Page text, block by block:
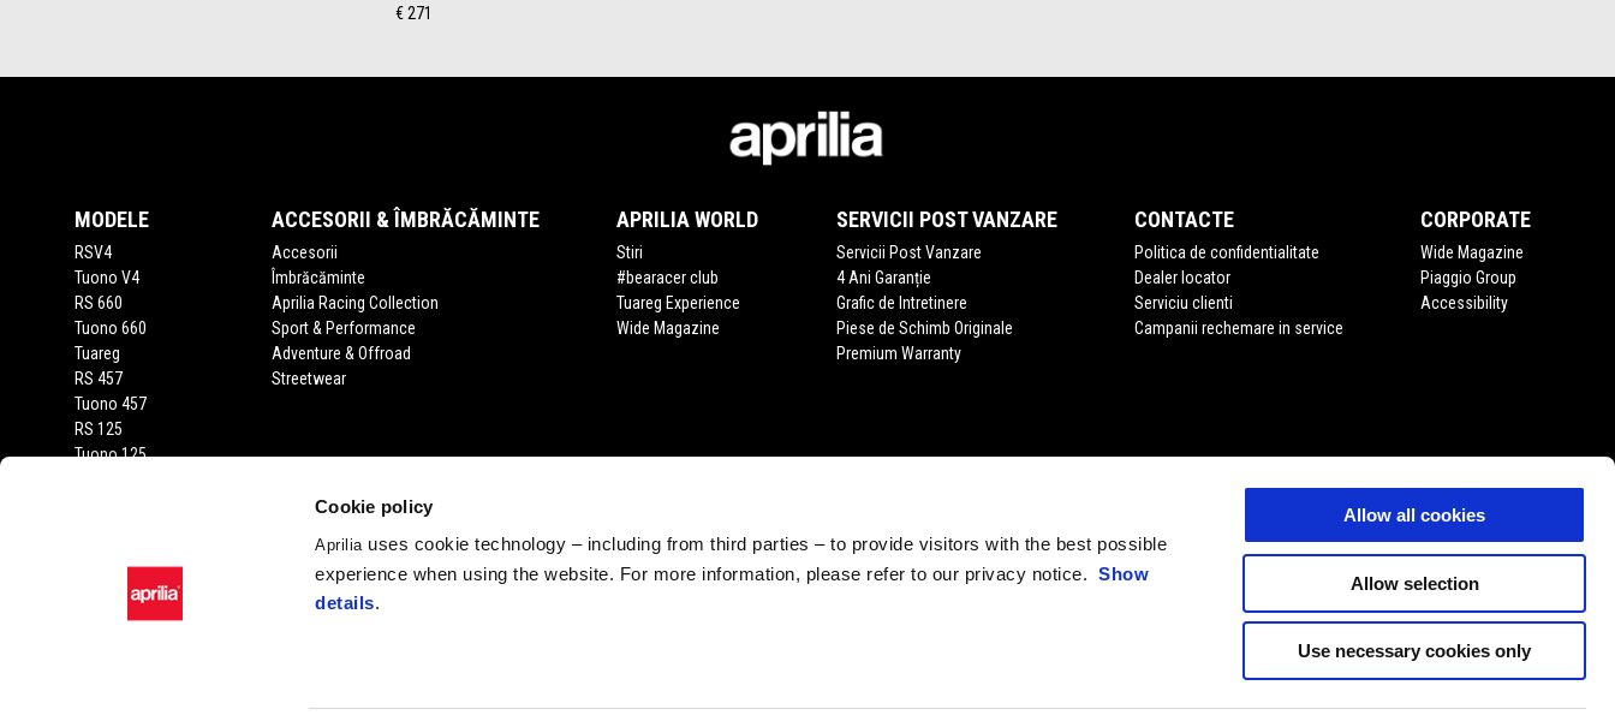
Cookie policy
Aprilia uses cookie technology – including from third parties – to provide visitors with the best possible
experience when using the website. For more information, please refer to our privacy notice.Show
details.
Allow all cookies
Allow selection
Use necessary cookies only
€ 271
MODELE
RSV4
Tuono V4
RS 660
Tuono 660
Tuareg
RS 457
Tuono 457
RS 125
Tuono 125
ACCESORII & ÎMBRĂCĂMINTE
Accesorii
Îmbrăcăminte
Aprilia Racing Collection
Sport & Performance
Adventure & Offroad
Streetwear
APRILIA WORLD
Stiri
#bearacer club
Tuareg Experience
Wide Magazine
SERVICII POST VANZARE
Servicii Post Vanzare
4 Ani Garanție
Grafic de Intretinere
Piese de Schimb Originale
Premium Warranty
CONTACTE
Politica de confidentialitate
Dealer locator
Serviciu clienti
Campanii rechemare in service
CORPORATE
Wide Magazine
Piaggio Group
Accessibility